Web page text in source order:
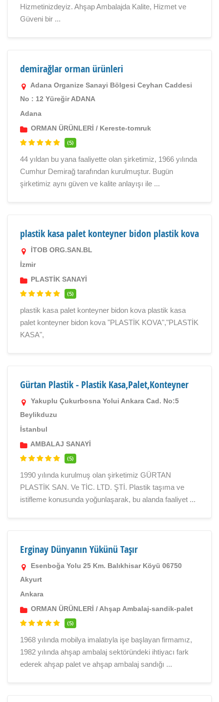
Hizmetinizdeyiz. Ahşap Ambalajda Kalite, Hizmet ve
Güveni bir ...
demirağlar orman ürünleri
Adana Organize Sanayi Bölgesi Ceyhan Caddesi
No : 12 Yüreğir ADANA
Adana
ORMAN ÜRÜNLERİ / Kereste-tomruk
(5)
44 yıldan bu yana faaliyette olan şirketimiz, 1966 yılında
Cumhur Demirağ tarafından kurulmuştur. Bugün
şirketimiz aynı güven ve kalite anlayışı ile ...
plastik kasa palet konteyner bidon plastik kova
İTOB ORG.SAN.BL
İzmir
PLASTİK SANAYİ
(5)
plastik kasa palet konteyner bidon kova plastik kasa
palet konteyner bidon kova "PLASTİK KOVA","PLASTİK
KASA",
Gürtan Plastik - Plastik Kasa,Palet,Konteyner
Yakuplu Çukurbosna Yolui Ankara Cad. No:5
Beylikduzu
İstanbul
AMBALAJ SANAYİ
(5)
1990 yılında kurulmuş olan şirketimiz GÜRTAN
PLASTİK SAN. Ve TİC. LTD. ŞTİ. Plastik taşıma ve
istifleme konusunda yoğunlaşarak, bu alanda faaliyet ...
Erginay Dünyanın Yükünü Taşır
Esenboğa Yolu 25 Km. Balıkhisar Köyü 06750
Akyurt
Ankara
ORMAN ÜRÜNLERİ / Ahşap Ambalaj-sandik-palet
(5)
1968 yılında mobilya imalatıyla işe başlayan firmamız,
1982 yılında ahşap ambalaj sektöründeki ihtiyacı fark
ederek ahşap palet ve ahşap ambalaj sandığı ...